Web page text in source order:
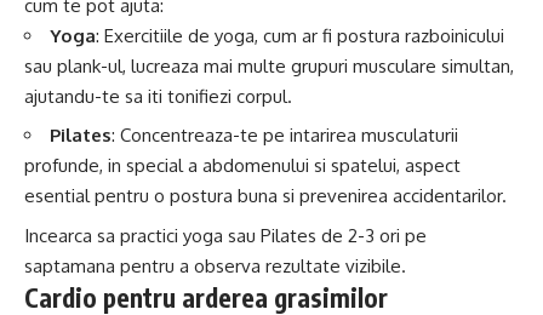
cum te pot ajuta:
Yoga: Exercitiile de yoga, cum ar fi postura razboinicului
sau plank-ul, lucreaza mai multe grupuri musculare simultan,
ajutandu-te sa iti tonifiezi corpul.
Pilates: Concentreaza-te pe intarirea musculaturii
profunde, in special a abdomenului si spatelui, aspect
esential pentru o postura buna si prevenirea accidentarilor.
Incearca sa practici yoga sau Pilates de 2-3 ori pe
saptamana pentru a observa rezultate vizibile.
Cardio pentru arderea grasimilor